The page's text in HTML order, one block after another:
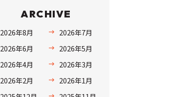
ARCHIVE
2026年8月
2026年7月
2026年6月
2026年5月
2026年4月
2026年3月
2026年2月
2026年1月